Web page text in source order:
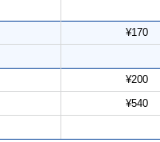
¥170
¥200
¥540